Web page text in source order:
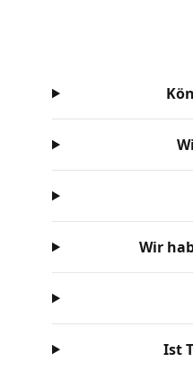
Wir
Ist